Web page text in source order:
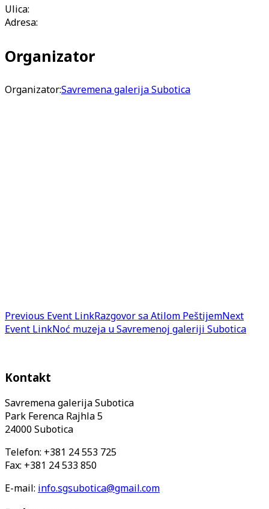
Ulica:
Adresa:
Organizator
Organizator:Savremena galerija Subotica
Previous Event LinkRazgovor sa Atilom PeštijemNext
Event LinkNoć muzeja u Savremenoj galeriji Subotica
Kontakt
Savremena galerija Subotica
Park Ferenca Rajhla 5
24000 Subotica
Telefon: +381 24 553 725
Fax: +381 24 533 850
E-mail: info.sgsubotica@gmail.com